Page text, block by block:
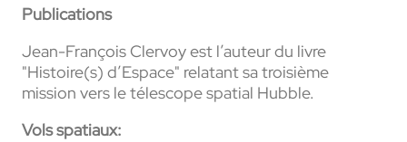
Publications
Jean-François Clervoy est l’auteur du livre
"Histoire(s) d’Espace" relatant sa troisième
mission vers le télescope spatial Hubble.
Vols spatiaux: